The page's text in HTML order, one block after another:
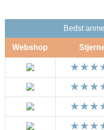
Bedst
Webshop